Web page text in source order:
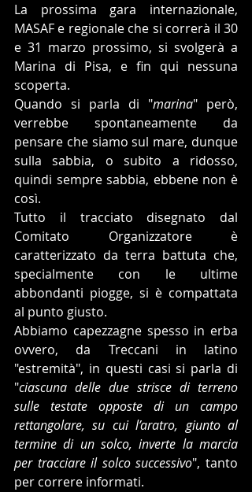
La prossima gara internazionale,
MASAF e regionale che si correrà il 30
e 31 marzo prossimo, si svolgerà a
Marina di Pisa, e fin qui nessuna
scoperta.
Quando si parla di "marina" però,
verrebbe spontaneamente da
pensare che siamo sul mare, dunque
sulla sabbia, o subito a ridosso,
quindi sempre sabbia, ebbene non è
così.
Tutto il tracciato disegnato dal
Comitato Organizzatore è
caratterizzato da terra battuta che,
specialmente con le ultime
abbondanti piogge, si è compattata
al punto giusto.
Abbiamo capezzagne spesso in erba
ovvero, da Treccani in latino
"estremità", in questi casi si parla di
"ciascuna delle due strisce di terreno
sulle testate opposte di un campo
rettangolare, su cui l’aratro, giunto al
termine di un solco, inverte la marcia
per tracciare il solco successivo", tanto
per correre informati.